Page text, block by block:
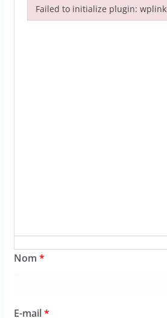
Nom *
E-mail*
Failed to initialize plugin: wplink
Failed to initialize plugin: wplink